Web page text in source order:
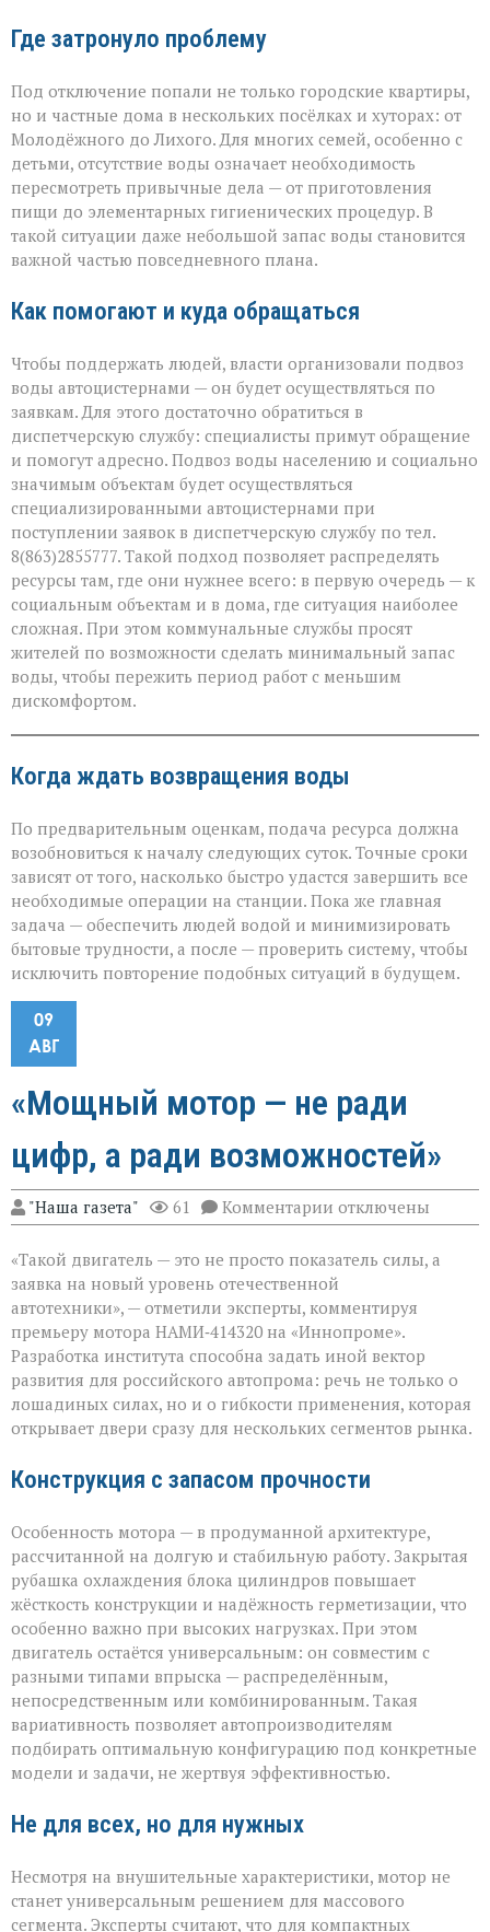
Где затронуло проблему
Под отключение попали не только городские квартиры,
но и частные дома в нескольких посёлках и хуторах: от
Молодёжного до Лихого. Для многих семей, особенно с
детьми, отсутствие воды означает необходимость
пересмотреть привычные дела — от приготовления
пищи до элементарных гигиенических процедур. В
такой ситуации даже небольшой запас воды становится
важной частью повседневного плана.
Как помогают и куда обращаться
Чтобы поддержать людей, власти организовали подвоз
воды автоцистернами — он будет осуществляться по
заявкам. Для этого достаточно обратиться в
диспетчерскую службу: специалисты примут обращение
и помогут адресно. Подвоз воды населению и социально
значимым объектам будет осуществляться
специализированными автоцистернами при
поступлении заявок в диспетчерскую службу по тел.
8(863)2855777. Такой подход позволяет распределять
ресурсы там, где они нужнее всего: в первую очередь — к
социальным объектам и в дома, где ситуация наиболее
сложная. При этом коммунальные службы просят
жителей по возможности сделать минимальный запас
воды, чтобы пережить период работ с меньшим
дискомфортом.
Когда ждать возвращения воды
По предварительным оценкам, подача ресурса должна
возобновиться к началу следующих суток. Точные сроки
зависят от того, насколько быстро удастся завершить все
необходимые операции на станции. Пока же главная
задача — обеспечить людей водой и минимизировать
бытовые трудности, а после — проверить систему, чтобы
исключить повторение подобных ситуаций в будущем.
09
АВГ
«Мощный мотор — не ради
цифр, а ради возможностей»
"Наша газета" 61 Комментарии к
записи
мотор — не
ради
а
ради
возможностей»
отключены
«Такой двигатель — это не просто показатель силы, а
заявка на новый уровень отечественной
автотехники», — отметили эксперты, комментируя
премьеру мотора НАМИ‑414320 на «Иннопроме».
Разработка института способна задать иной вектор
развития для российского автопрома: речь не только о
лошадиных силах, но и о гибкости применения, которая
открывает двери сразу для нескольких сегментов рынка.
Конструкция с запасом прочности
Особенность мотора — в продуманной архитектуре,
рассчитанной на долгую и стабильную работу. Закрытая
рубашка охлаждения блока цилиндров повышает
жёсткость конструкции и надёжность герметизации, что
особенно важно при высоких нагрузках. При этом
двигатель остаётся универсальным: он совместим с
разными типами впрыска — распределённым,
непосредственным или комбинированным. Такая
вариативность позволяет автопроизводителям
подбирать оптимальную конфигурацию под конкретные
модели и задачи, не жертвуя эффективностью.
Не для всех, но для нужных
Несмотря на внушительные характеристики, мотор не
станет универсальным решением для массового
сегмента. Эксперты считают, что для компактных